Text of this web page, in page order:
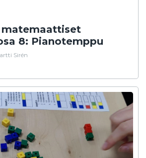
matemaattiset
8: Pianotemppu
Sirén